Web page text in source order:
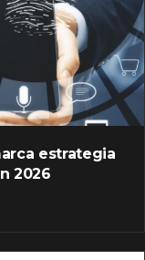
estrategia
2026